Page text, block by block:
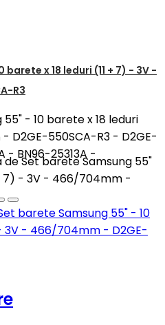
x 18 leduri (11 + 7) - 3V -
R3
- 10 barete x 18 leduri
D2GE-550SCA-R3 - D2GE-
- BN96-25313A -
Set barete Samsung 55"
7) - 3V - 466/704mm -
barete Samsung 55" - 10
3V - 466/704mm - D2GE-